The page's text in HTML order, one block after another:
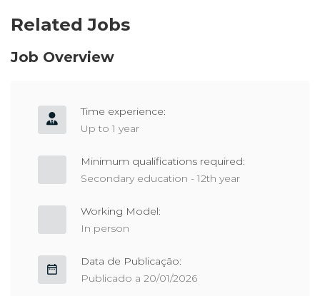
Related Jobs
Job Overview
Time experience:
Up to 1 year
Minimum qualifications required:
Secondary education - 12th year
Working Model:
In person
Data de Publicação:
Publicado a 20/01/2026